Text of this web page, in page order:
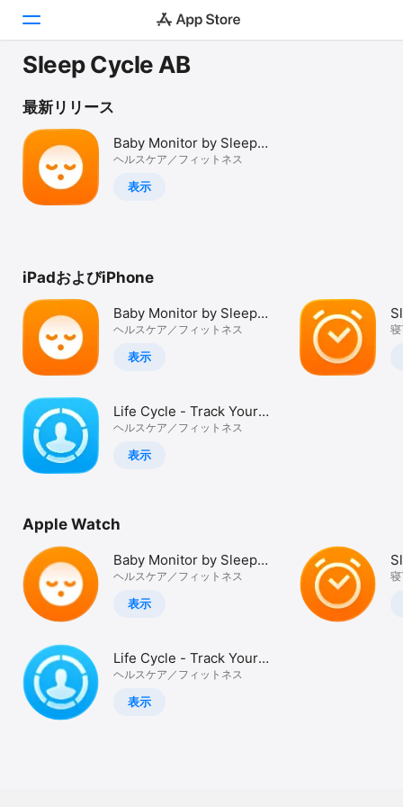
ゲーム
アプリ
Arcade
プラットフォーム
iPhone
iPad
Mac
Watch
TV
Sleep Cycle AB
最新リリース
Baby Monitor by Sleep
Cycle
ヘルスケア／フィットネス
表示
iPadおよびiPhone
Baby Monitor by Sleep
Cycle
ヘルスケア／フィットネス
表示
Life Cycle - Track Your
Time
ヘルスケア／フィットネス
表示
Apple Watch
Baby Monitor by Sleep
Cycle
ヘルスケア／フィットネス
表示
Life Cycle - Track Your
Time
ヘルスケア／フィットネス
表示